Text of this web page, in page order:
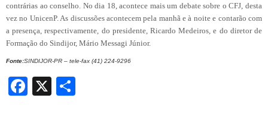
contrárias ao conselho. No dia 18, acontece mais um debate sobre o CFJ, desta
vez no UnicenP. As discussões acontecem pela manhã e à noite e contarão com
a presença, respectivamente, do presidente, Ricardo Medeiros, e do diretor de
Formação do Sindijor, Mário Messagi Júnior.
Fonte:SINDIJOR-PR – tele-fax (41) 224-9296
Facebook
X